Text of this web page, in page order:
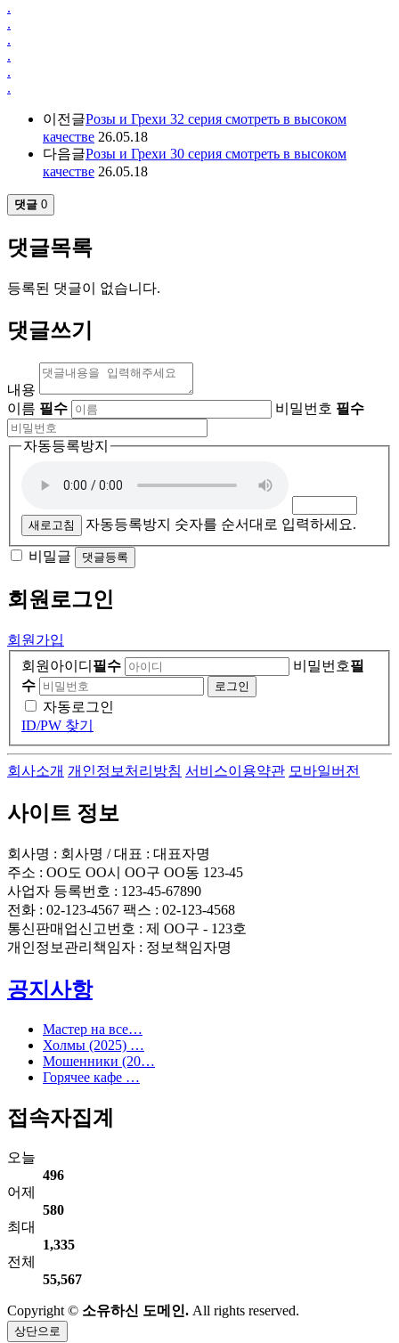
.
.
.
.
.
.
이전글Розы и Грехи 32 серия смотреть в высоком
качестве 26.05.18
다음글Розы и Грехи 30 серия смотреть в высоком
качестве 26.05.18
댓글 0
댓글목록
등록된 댓글이 없습니다.
댓글쓰기
내용
이름 필수 비밀번호 필수
자동등록방지
새로고침 자동등록방지 숫자를 순서대로 입력하세요.
비밀글 댓글등록
회원로그인
회원가입
회원아이디 필수 비밀번호필
수
자동로그인
ID/PW 찾기
회사소개 개인정보처리방침 서비스이용약관 모바일버전
사이트 정보
회사명 : 회사명 / 대표 : 대표자명
주소 : OO도 OO시 OO구 OO동 123-45
사업자 등록번호 : 123-45-67890
전화 : 02-123-4567 팩스 : 02-123-4568
통신판매업신고번호 : 제 OO구 - 123호
개인정보관리책임자 : 정보책임자명
공지사항
Мастер на все…
Холмы (2025) …
Мошенники (20…
Горячее кафе …
접속자집계
오늘
496
어제
580
최대
1,335
전체
55,567
Copyright © 소유하신 도메인. All rights reserved.
상단으로